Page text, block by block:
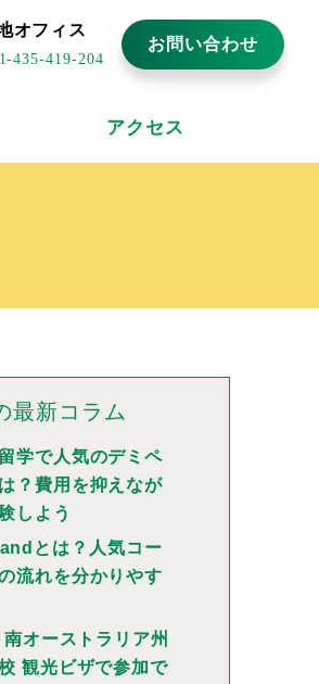
オフィス
435-419-204
お問い合わせ
アクセス
最新コラム
学で人気のデミペ
？費用を抑えなが
しよう
とは？人気コー
流れを分かりやす
オーストラリア州
観光ビザで参加で